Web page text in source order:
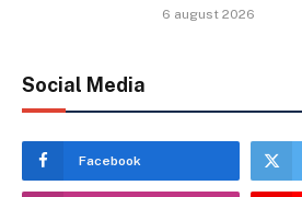
6 august 2026
Social Media
Facebook